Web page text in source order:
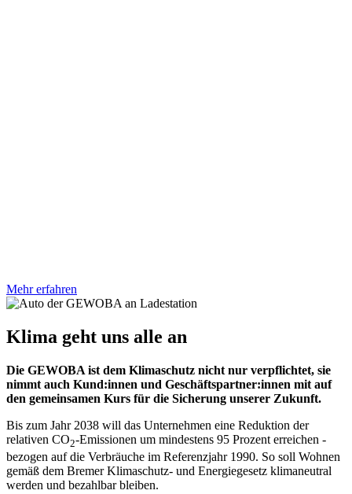
Mehr erfahren
Klima geht uns alle an
Die GEWOBA ist dem Klimaschutz nicht nur verpflichtet, sie
nimmt auch Kund:innen und Geschäftspartner:innen mit auf
den gemeinsamen Kurs für die Sicherung unserer Zukunft.
Bis zum Jahr 2038 will das Unternehmen eine Reduktion der
relativen CO2-Emissionen um mindestens 95 Prozent erreichen -
bezogen auf die Verbräuche im Referenzjahr 1990. So soll Wohnen
gemäß dem Bremer Klimaschutz- und Energiegesetz klimaneutral
werden und bezahlbar bleiben.